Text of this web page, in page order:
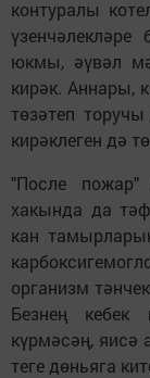
контуралы
юкмы, әүвәл
кирәк. Аннары,
төзәтеп
кирәклеген дә
"После пожар"
хакында да
кан
организм
Безнең
күрмәсәң,
теге дөньяга